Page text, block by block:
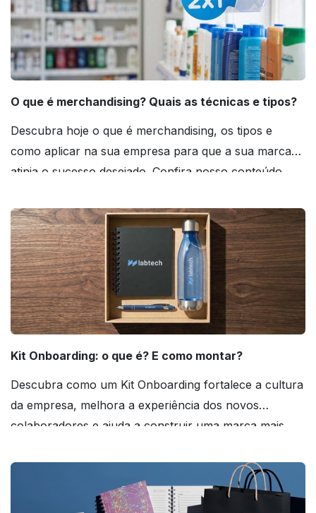
O que é merchandising? Quais as técnicas e tipos?
Descubra hoje o que é merchandising, os tipos e
como aplicar na sua empresa para que a sua marca
atinja o sucesso desejado. Confira nosso conteúdo
Kit Onboarding: o que é? E como montar?
Descubra como um Kit Onboarding fortalece a cultura
da empresa, melhora a experiência dos novos
colaboradores e ajuda a construir uma marca mais